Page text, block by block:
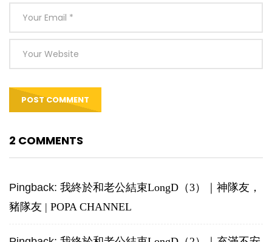
2 COMMENTS
Pingback: 我終於和老公結束LongD（3）｜神隊友，
豬隊友 | POPA CHANNEL